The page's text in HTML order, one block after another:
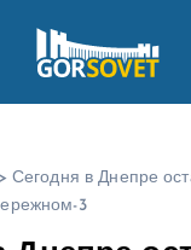
> Сегодня в Днепре
3